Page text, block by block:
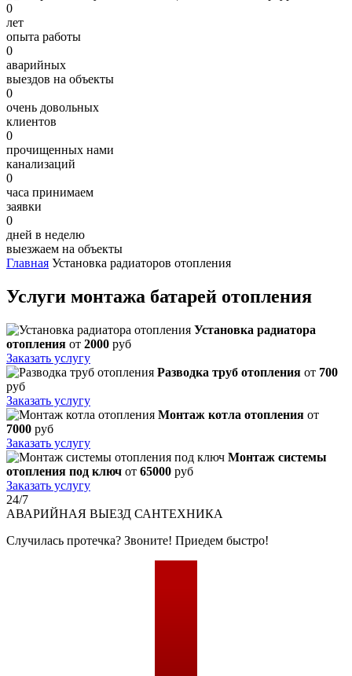
0
лет
опыта работы
0
аварийных
выездов на объекты
0
очень довольных
клиентов
0
прочищенных нами
канализаций
0
часа принимаем
заявки
0
дней в неделю
выезжаем на объекты
Главная Установка радиаторов отопления
Услуги монтажа батарей отопления
Установка радиатора
отопления от 2000 руб
Заказать услугу
Разводка труб отопления от 700
руб
Заказать услугу
Монтаж котла отопления от
7000 руб
Заказать услугу
Монтаж системы
отопления под ключ от 65000 руб
Заказать услугу
24/7
АВАРИЙНАЯ ВЫЕЗД САНТЕХНИКА
Случилась протечка? Звоните! Приедем быстро!